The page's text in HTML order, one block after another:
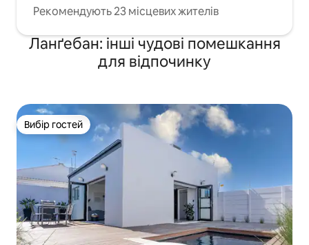
Рекомендують 23 місцевих жителів
Ланґебан: інші чудові помешкання
для відпочинку
Вибір гостей
Вибір гостей